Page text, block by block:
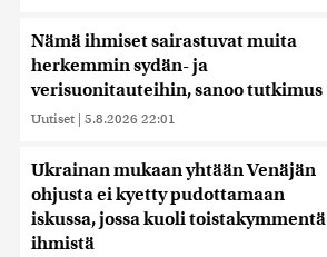
Nämä ihmiset sairastuvat muita
herkemmin sydän- ja
verisuonitauteihin, sanoo tutkimus
Uutiset | 5.8.2026 22:01
Ukrainan mukaan yhtään Venäjän
ohjusta ei kyetty pudottamaan
iskussa, jossa kuoli toistakymmentä
ihmistä